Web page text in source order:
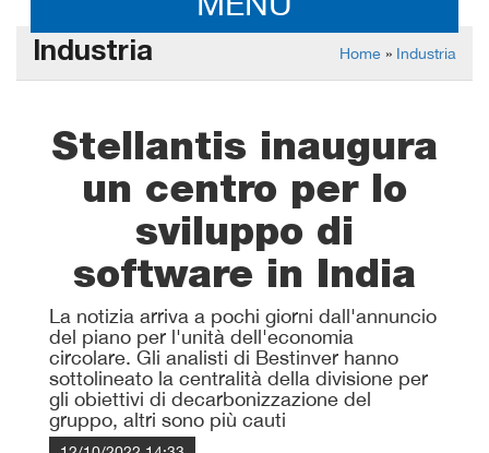
Industria Home » Industria
Stellantis inaugura
un centro per lo
sviluppo di
software in India
La notizia arriva a pochi giorni dall'annuncio
del piano per l'unità dell'economia
circolare. Gli analisti di Bestinver hanno
sottolineato la centralità della divisione per
gli obiettivi di decarbonizzazione del
gruppo, altri sono più cauti